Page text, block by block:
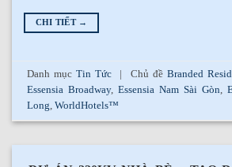
CHI TIẾT →
Danh mụcTin Tức Chủ đề Branded
Essensia Broadway,Essensia Nam Sài Gòn,
Long,WorldHotels™